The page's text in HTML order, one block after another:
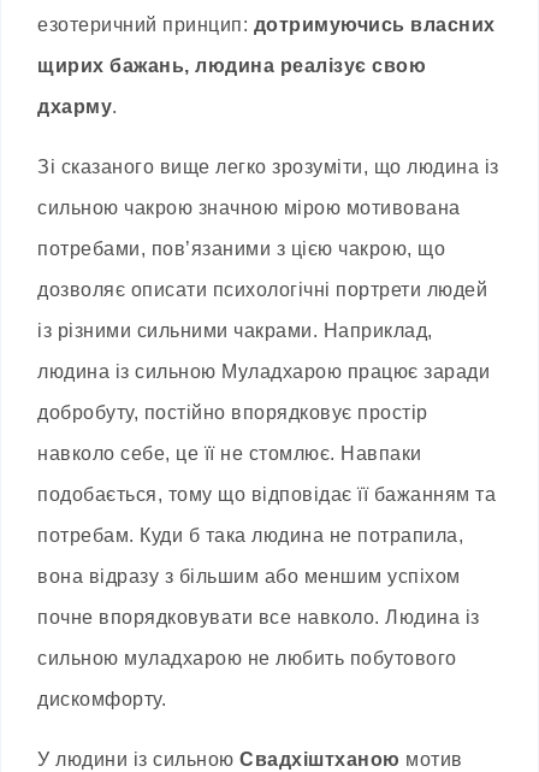
езотеричний принцип: дотримуючись власних
щирих бажань, людина реалізує свою
дхарму.
Зі сказаного вище легко зрозуміти, що людина із
сильною чакрою значною мірою мотивована
потребами, пов’язаними з цією чакрою, що
дозволяє описати психологічні портрети людей
із різними сильними чакрами. Наприклад,
людина із сильною Муладхарою працює заради
добробуту, постійно впорядковує простір
навколо себе, це її не стомлює. Навпаки
подобається, тому що відповідає її бажанням та
потребам. Куди б така людина не потрапила,
вона відразу з більшим або меншим успіхом
почне впорядковувати все навколо. Людина із
сильною муладхарою не любить побутового
дискомфорту.
У людини із сильною Свадхіштханою мотив